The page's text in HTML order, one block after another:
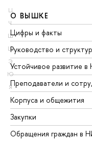
Ц
Ч
Ш
Щ
Э
Ю
Я
О ВЫШКЕ
Цифры и факты
Руководство и
Устойчивое развитие
Преподаватели и
Корпуса и общежития
Закупки
Обращения граждан в